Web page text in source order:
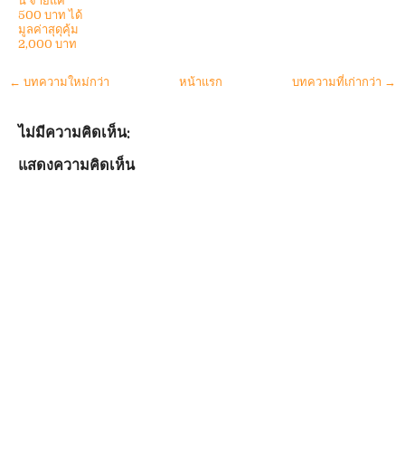
500 บาท ได้
มูลค่าสุดุคุ้ม
2,000 บาท
← บทความใหม่กว่า บทความที่เก่ากว่า →
หน้าแรก
ไม่มีความคิดเห็น:
แสดงความคิดเห็น